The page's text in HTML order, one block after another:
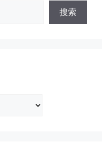
搜索